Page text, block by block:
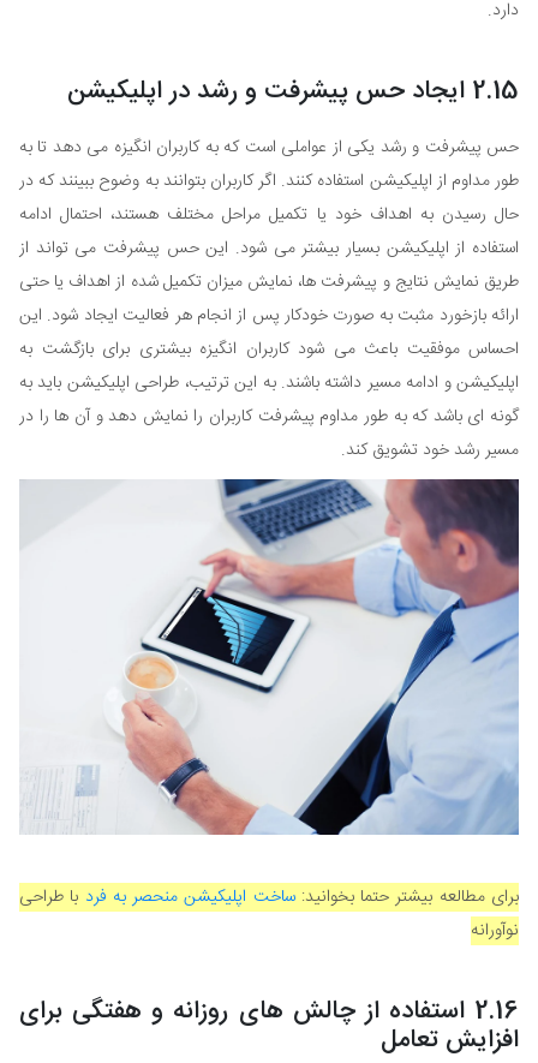
دارد.
2.15 ایجاد حس پیشرفت و رشد در اپلیکیشن
حس پیشرفت و رشد یکی از عواملی است که به کاربران انگیزه می دهد تا به
طور مداوم از اپلیکیشن استفاده کنند. اگر کاربران بتوانند به وضوح ببینند که در
حال رسیدن به اهداف خود یا تکمیل مراحل مختلف هستند، احتمال ادامه
استفاده از اپلیکیشن بسیار بیشتر می شود. این حس پیشرفت می تواند از
طریق نمایش نتایج و پیشرفت ها، نمایش میزان تکمیل شده از اهداف یا حتی
ارائه بازخورد مثبت به صورت خودکار پس از انجام هر فعالیت ایجاد شود. این
احساس موفقیت باعث می شود کاربران انگیزه بیشتری برای بازگشت به
اپلیکیشن و ادامه مسیر داشته باشند. به این ترتیب، طراحی اپلیکیشن باید به
گونه ای باشد که به طور مداوم پیشرفت کاربران را نمایش دهد و آن ها را در
مسیر رشد خود تشویق کند.
برای مطالعه بیشتر حتما بخوانید:ساخت اپلیکیشن منحصر به فرد با طراحی
نوآورانه
2.16 استفاده از چالش های روزانه و هفتگی برای
افزایش تعامل